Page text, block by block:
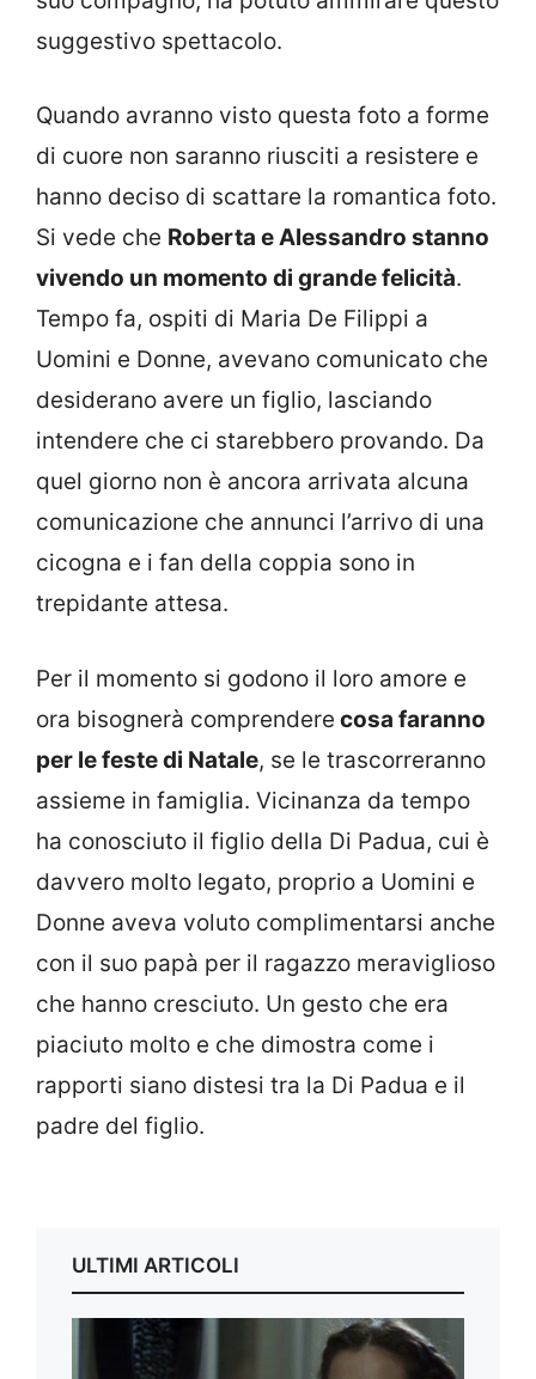
suggestivo spettacolo.
Quando avranno visto questa foto a forme
di cuore non saranno riusciti a resistere e
hanno deciso di scattare la romantica foto.
Si vede che Roberta e Alessandro stanno
vivendo un momento di grande felicità.
Tempo fa, ospiti di Maria De Filippi a
Uomini e Donne, avevano comunicato che
desiderano avere un figlio, lasciando
intendere che ci starebbero provando. Da
quel giorno non è ancora arrivata alcuna
comunicazione che annunci l’arrivo di una
cicogna e i fan della coppia sono in
trepidante attesa.
Per il momento si godono il loro amore e
ora bisognerà comprendere cosa faranno
per le feste di Natale, se le trascorreranno
assieme in famiglia. Vicinanza da tempo
ha conosciuto il figlio della Di Padua, cui è
davvero molto legato, proprio a Uomini e
Donne aveva voluto complimentarsi anche
con il suo papà per il ragazzo meraviglioso
che hanno cresciuto. Un gesto che era
piaciuto molto e che dimostra come i
rapporti siano distesi tra la Di Padua e il
padre del figlio.
ULTIMI ARTICOLI